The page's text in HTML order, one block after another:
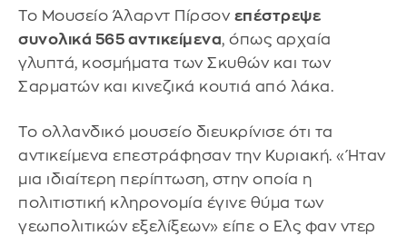
Το Μουσείο Άλαρντ Πίρσον επέστρεψε
συνολικά 565 αντικείμενα, όπως αρχαία
γλυπτά, κοσμήματα των Σκυθών και των
Σαρματών και κινεζικά κουτιά από λάκα.
Το ολλανδικό μουσείο διευκρίνισε ότι τα
αντικείμενα επεστράφησαν την Κυριακή. «Ήταν
μια ιδιαίτερη περίπτωση, στην οποία η
πολιτιστική κληρονομία έγινε θύμα των
γεωπολιτικών εξελίξεων» είπε ο Ελς φαν ντερ